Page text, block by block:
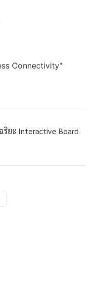
Connectivity"
ริยะ Interactive Board